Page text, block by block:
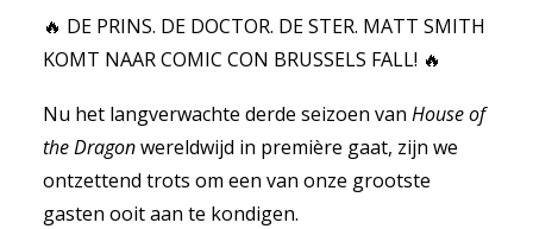
🔥 DE PRINS. DE DOCTOR. DE STER. MATT SMITH
KOMT NAAR COMIC CON BRUSSELS FALL! 🔥
Nu het langverwachte derde seizoen van House of
the Dragonwereldwijd in première gaat, zijn we
ontzettend trots om een van onze grootste
gasten ooit aan te kondigen.